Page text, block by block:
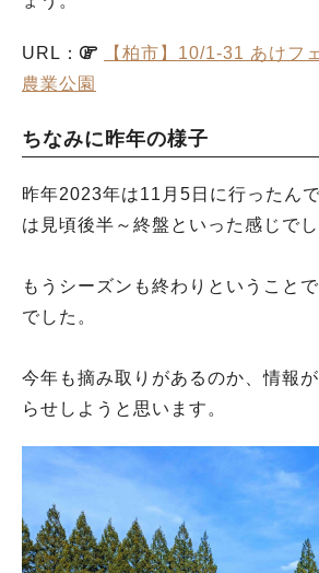
URL：
【柏市】10/1-31 あけフ
農業公園
ちなみに昨年の様子
昨年2023年は11月5日に行ったん
は見頃後半～終盤といった感じでし
もうシーズンも終わりということ
でした。
今年も摘み取りがあるのか、情報
らせしようと思います。